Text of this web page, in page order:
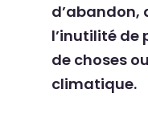
d’abandon,
l’inutilité de
de choses
climatique.